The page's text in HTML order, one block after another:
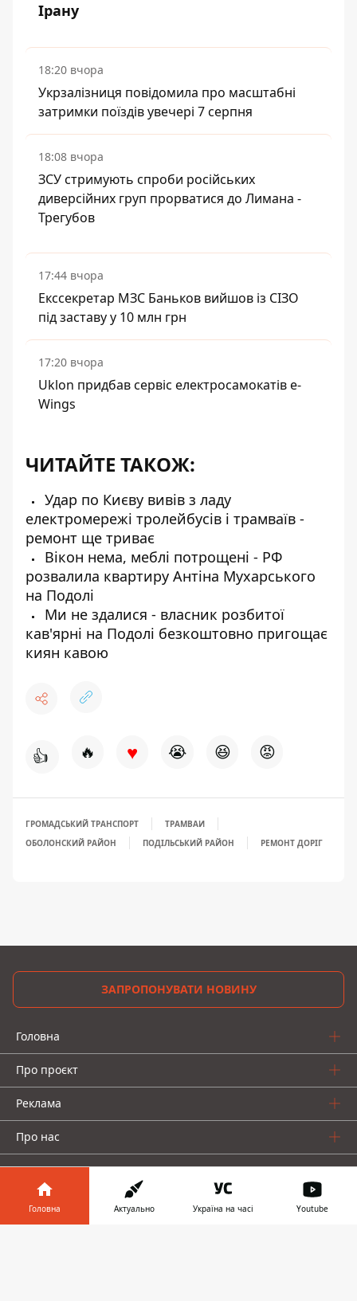
Ірану
18:20 вчора
Укрзалізниця повідомила про масштабні
затримки поїздів увечері 7 серпня
18:08 вчора
ЗСУ стримують спроби російських
диверсійних груп прорватися до Лимана -
Трегубов
17:44 вчора
Екссекретар МЗС Баньков вийшов із СІЗО
під заставу у 10 млн грн
17:20 вчора
Uklon придбав сервіс електросамокатів e-
Wings
ЧИТАЙТЕ ТАКОЖ:
Удар по Києву вивів з ладу
електромережі тролейбусів і трамваїв -
ремонт ще триває
Вікон нема, меблі потрощені - РФ
розвалила квартиру Антіна Мухарського
на Подолі
Ми не здалися - власник розбитої
кав'ярні на Подолі безкоштовно пригощає
киян кавою
👍 🔥 ♥ 😭 😆 😡
ГРОМАДСЬКИЙ ТРАНСПОРТ
ТРАМВАИ
ОБОЛОНСКИЙ РАЙОН
ПОДІЛЬСЬКИЙ РАЙОН РЕМОНТ ДОРІГ
ЗАПРОПОНУВАТИ НОВИНУ
Головна
Про проєкт
Реклама
Про нас
Головна Актуально Україна на часі Youtube